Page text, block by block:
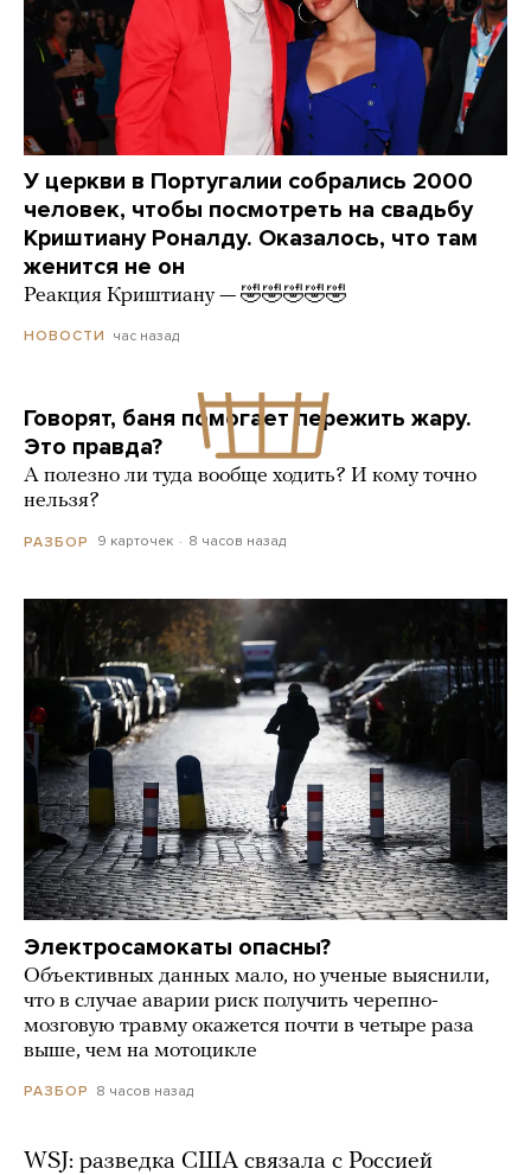
У церкви в Португалии собрались 2000
человек, чтобы посмотреть на свадьбу
Криштиану Роналду. Оказалось, что там
женится не он
Реакция Криштиану — 🤣🤣🤣🤣🤣
НОВОСТИ час назад
Говорят, баня помогает пережить жару.
Это правда?
А полезно ли туда вообще ходить? И кому точно
нельзя?
РАЗБОР 9 карточек 8 часов назад
Электросамокаты опасны?
Объективных данных мало, но ученые выяснили,
что в случае аварии риск получить черепно-
мозговую травму окажется почти в четыре раза
выше, чем на мотоцикле
РАЗБОР 8 часов назад
WSJ: разведка США связала с Россией